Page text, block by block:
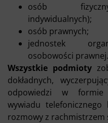
osób
indywidualnych);
osób prawnych;
jednostek
osobowości prawnej.
Wszystkie podmioty
dokładnych,
odpowiedzi w formie
wywiadu
rozmowy z rachmistrzem